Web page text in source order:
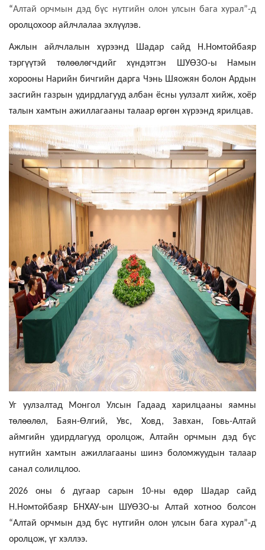
“Алтай орчмын дэд бүс нутгийн олон улсын бага хурал”-д
оролцохоор айлчлалаа эхлүүлэв.
Ажлын айлчлалын хүрээнд Шадар сайд Н.Номтойбаяр
тэргүүтэй төлөөлөгчдийг хүндэтгэн ШУӨЗО-ы Намын
хорооны Нарийн бичгийн дарга Чэнь Шяожян болон Ардын
засгийн газрын удирдлагууд албан ёсны уулзалт хийж, хоёр
талын хамтын ажиллагааны талаар өргөн хүрээнд ярилцав.
Уг уулзалтад Монгол Улсын Гадаад харилцааны яамны
төлөөлөл, Баян-Өлгий, Увс, Ховд, Завхан, Говь-Алтай
аймгийн удирдлагууд оролцож, Алтайн орчмын дэд бүс
нутгийн хамтын ажиллагааны шинэ боломжуудын талаар
санал солилцлоо.
2026 оны 6 дугаар сарын 10-ны өдөр Шадар сайд
Н.Номтойбаяр БНХАУ-ын ШУӨЗО-ы Алтай хотноо болсон
“Алтай орчмын дэд бүс нутгийн олон улсын бага хурал”-д
оролцож, үг хэллээ.